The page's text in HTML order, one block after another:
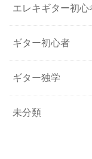
エレキギター初心
ギター初心者
ギター独学
未分類